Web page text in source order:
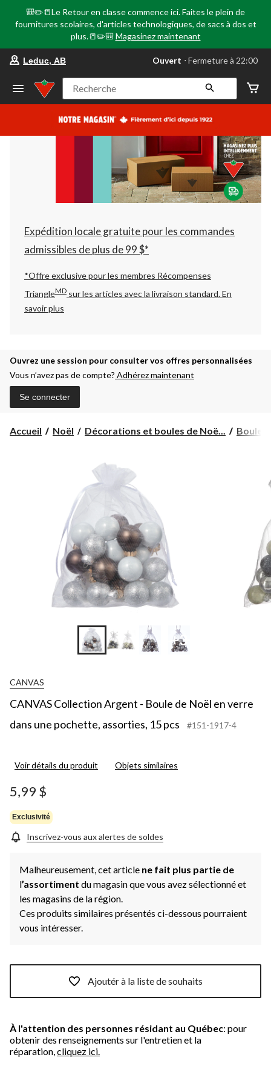
🎒✏️📒Le Retour en classe commence ici. Faites le plein de
fournitures scolaires, d'articles technologiques, de sacs à dos et
plus.📒✏️🎒 Magasinez maintenant
votre
préféré
Leduc,
AB,
courament
Fermeture
à
22:00
cliquer
pour
changer
Leduc, AB Ouvert ⋅ Fermeture à 22:00
Recherche
Expédition locale gratuite pour les commandes
admissibles de plus de 99 $*
*Offre exclusive pour les membres Récompenses
TriangleMD sur les articles avec la livraison standard.En
savoir plus
Ouvrez une session pour consulter vos offres personnalisées
Vous n’avez pas de compte? Adhérez maintenant
Se connecter
Accueil Noël Décorations et boules de Noë... Boules
+3
CANVAS
CANVAS Collection Argent - Boule de Noël en verre
dans une pochette, assorties, 15 pcs
#151-1917-4
Voir détails du produit Objets similaires
5,99 $
Exclusivité
Inscrivez-vous aux alertes de soldes
Malheureusement, cet article ne fait plus partie de
l’assortiment du magasin que vous avez sélectionné et
les magasins de la région.
Ces produits similaires présentés ci-dessous pourraient
vous intéresser.
Ajoutér à la liste de souhaits
À l'attention des personnes résidant au Québec: pour
obtenir des renseignements sur l'entretien et la
réparation, cliquez ici.